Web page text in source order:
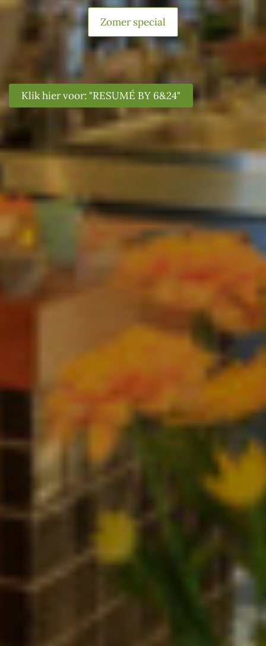
Zomer special
Klik hier voor: "RESUMÉ BY 6&24"